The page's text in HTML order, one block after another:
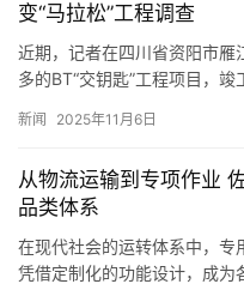
变“马拉松”工程调查
近期，记者在四川省资阳市雁
多的BT“交钥匙”工程项目，
新闻 2025年11月6日
从物流运输到专项作业
品类体系
在现代社会的运转体系中，专
凭借定制化的功能设计，成为